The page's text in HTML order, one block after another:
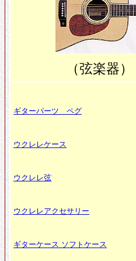
（弦楽器）
ギターパーツ ペグ
ウクレレケース
ウクレレ弦
ウクレレアクセサリー
ギターケース ソフトケース